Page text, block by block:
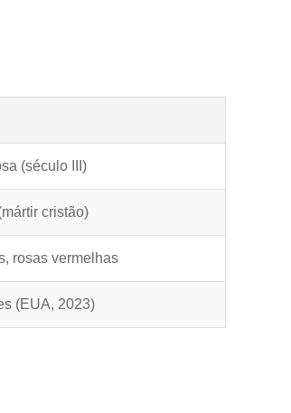
(século III)
cristão)
rosas vermelhas
(EUA, 2023)